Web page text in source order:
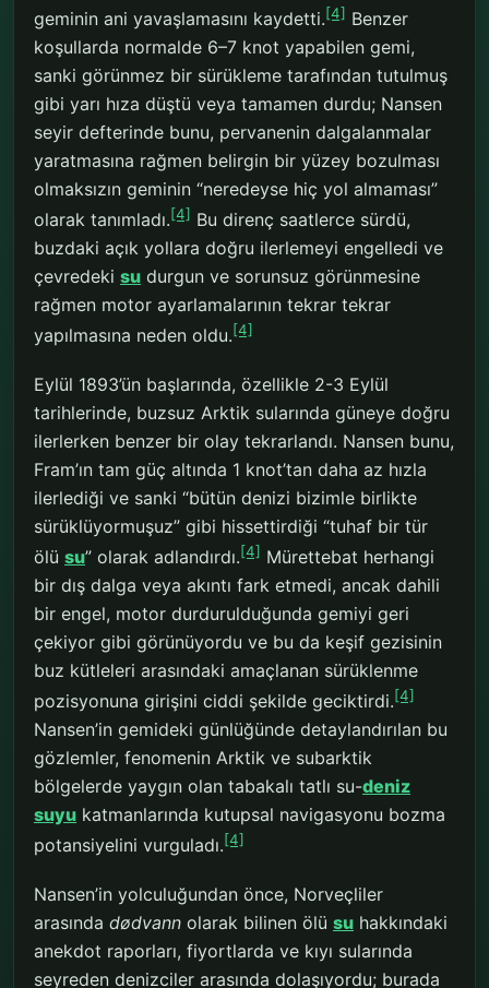
geminin ani yavaşlamasını kaydetti.[4] Benzer
koşullarda normalde 6–7 knot yapabilen gemi,
sanki görünmez bir sürükleme tarafından tutulmuş
gibi yarı hıza düştü veya tamamen durdu; Nansen
seyir defterinde bunu, pervanenin dalgalanmalar
yaratmasına rağmen belirgin bir yüzey bozulması
olmaksızın geminin “neredeyse hiç yol almaması”
olarak tanımladı.[4] Bu direnç saatlerce sürdü,
buzdaki açık yollara doğru ilerlemeyi engelledi ve
çevredeki su durgun ve sorunsuz görünmesine
rağmen motor ayarlamalarının tekrar tekrar
yapılmasına neden oldu.[4]
Eylül 1893’ün başlarında, özellikle 2-3 Eylül
tarihlerinde, buzsuz Arktik sularında güneye doğru
ilerlerken benzer bir olay tekrarlandı. Nansen bunu,
Fram’ın tam güç altında 1 knot’tan daha az hızla
ilerlediği ve sanki “bütün denizi bizimle birlikte
sürüklüyormuşuz” gibi hissettirdiği “tuhaf bir tür
ölü su” olarak adlandırdı.[4] Mürettebat herhangi
bir dış dalga veya akıntı fark etmedi, ancak dahili
bir engel, motor durdurulduğunda gemiyi geri
çekiyor gibi görünüyordu ve bu da keşif gezisinin
buz kütleleri arasındaki amaçlanan sürüklenme
pozisyonuna girişini ciddi şekilde geciktirdi.[4]
Nansen’in gemideki günlüğünde detaylandırılan bu
gözlemler, fenomenin Arktik ve subarktik
bölgelerde yaygın olan tabakalı tatlı su-deniz
suyu katmanlarında kutupsal navigasyonu bozma
potansiyelini vurguladı.[4]
Nansen’in yolculuğundan önce, Norveçliler
arasında dødvann olarak bilinen ölü su hakkındaki
anekdot raporları, fiyortlarda ve kıyı sularında
seyreden denizciler arasında dolaşıyordu; burada